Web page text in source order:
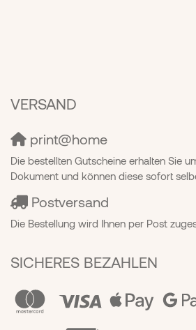
VERSAND
print@home
Die bestellten Gutscheine erhalten Sie
Dokument und können diese sofort
Postversand
Die Bestellung wird Ihnen per Post
SICHERES BEZAHLEN